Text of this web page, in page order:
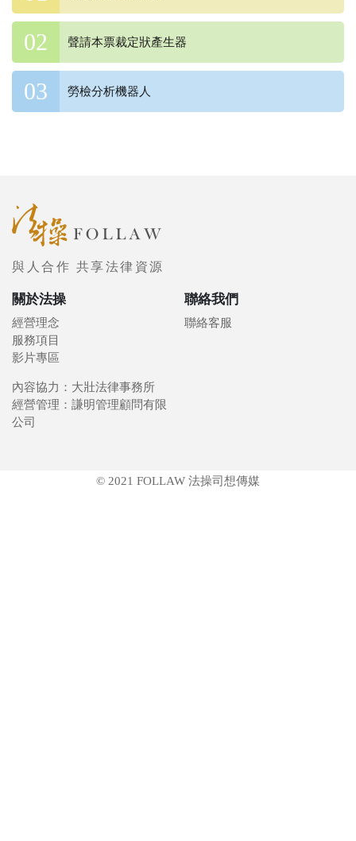
聲請本票裁定狀產生器
勞檢分析機器人
與人合作 共享法律資源
關於法操
經營理念
服務項目
影片專區
聯絡我們
聯絡客服
內容協力：大壯法律事務所
經營管理：謙明管理顧問有限
公司
© 2021 FOLLAW 法操司想傳媒